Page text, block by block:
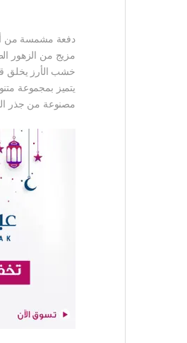
دفعة مشمسة من
مزيج من الزهور
خشب الأرز يخلق
يتميز بمجموعة
مصنوعة من جذر